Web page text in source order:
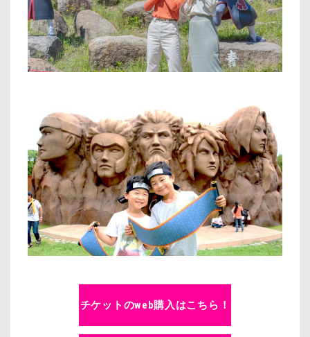
チケットのweb購入はこちら！